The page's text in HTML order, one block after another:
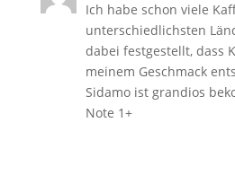
Ich habe schon viele
unterschiedlichsten
dabei festgestellt, dass
meinem Geschmack
Sidamo ist grandios
Note 1+